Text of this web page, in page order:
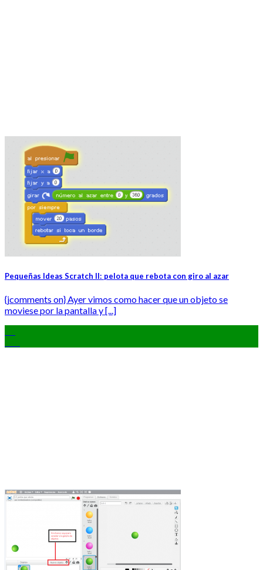
Pequeñas Ideas Scratch II: pelota que rebota con giro al azar
{jcomments on} Ayer vimos como hacer que un objeto se
moviese por la pantalla y [...]